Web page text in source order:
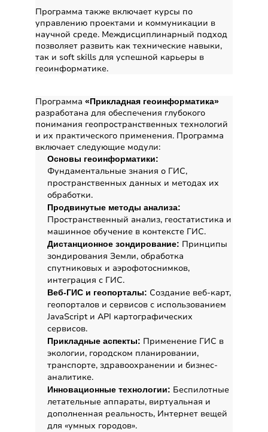
Программа также включает курсы по
управлению проектами и коммуникации в
научной среде. Междисциплинарный подход
позволяет развить как технические навыки,
так и soft skills для успешной карьеры в
геоинформатике.
Программа «Прикладная геоинформатика»
разработана для обеспечения глубокого
понимания геопространственных технологий
и их практического применения. Программа
включает следующие модули:
Основы геоинформатики:
Фундаментальные знания о ГИС,
пространственных данных и методах их
обработки.
Продвинутые методы анализа:
Пространственный анализ, геостатистика и
машинное обучение в контексте ГИС.
Дистанционное зондирование: Принципы
зондирования Земли, обработка
спутниковых и аэрофотоснимков,
интеграция с ГИС.
Веб-ГИС и геопорталы: Создание веб-карт,
геопорталов и сервисов с использованием
JavaScript и API картографических
сервисов.
Прикладные аспекты: Применение ГИС в
экологии, городском планировании,
транспорте, здравоохранении и бизнес-
аналитике.
Инновационные технологии: Беспилотные
летательные аппараты, виртуальная и
дополненная реальность, Интернет вещей
для «умных городов».